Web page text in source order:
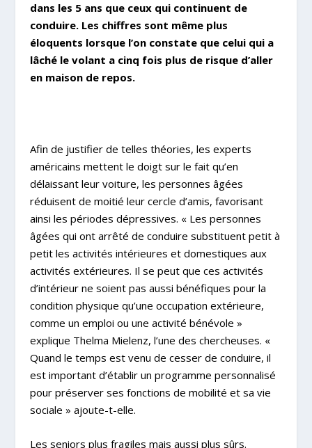
dans les 5 ans que ceux qui continuent de
conduire. Les chiffres sont même plus
éloquents lorsque l’on constate que celui qui a
lâché le volant a cinq fois plus de risque d’aller
en maison de repos.
Afin de justifier de telles théories, les experts
américains mettent le doigt sur le fait qu’en
délaissant leur voiture, les personnes âgées
réduisent de moitié leur cercle d’amis, favorisant
ainsi les périodes dépressives. « Les personnes
âgées qui ont arrêté de conduire substituent petit à
petit les activités intérieures et domestiques aux
activités extérieures. Il se peut que ces activités
d’intérieur ne soient pas aussi bénéfiques pour la
condition physique qu’une occupation extérieure,
comme un emploi ou une activité bénévole »
explique Thelma Mielenz, l’une des chercheuses. «
Quand le temps est venu de cesser de conduire, il
est important d’établir un programme personnalisé
pour préserver ses fonctions de mobilité et sa vie
sociale » ajoute-t-elle.
Les seniors plus fragiles mais aussi plus sûrs.